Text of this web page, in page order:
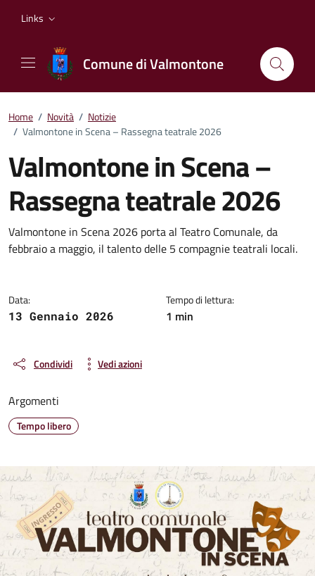
Links
Comune di Valmontone
Home / Novità / Notizie
/ Valmontone in Scena – Rassegna teatrale 2026
Valmontone in Scena –
Rassegna teatrale 2026
Dettagli della notizia
Valmontone in Scena 2026 porta al Teatro Comunale, da
febbraio a maggio, il talento delle 5 compagnie teatrali locali.
Data:
13 Gennaio 2026
Tempo di lettura:
1 min
Condividi Vedi azioni
Argomenti
Tempo libero